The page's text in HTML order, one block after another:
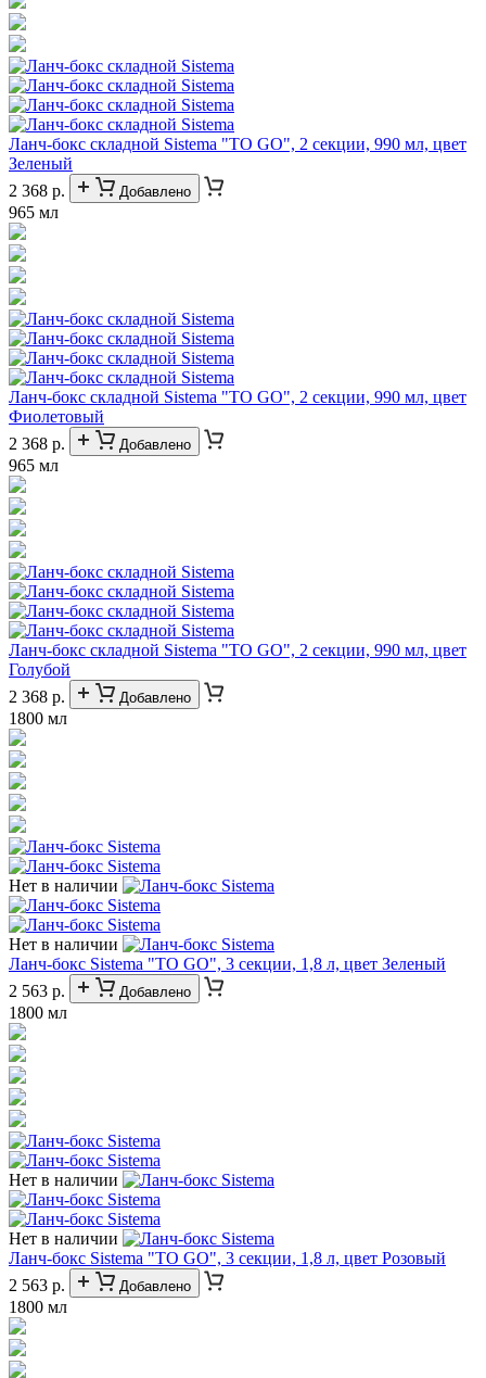
Ланч-бокс складной Sistema "TO GO", 2 секции, 990 мл, цвет
Зеленый
2 368 р.
Добавлено
965 мл
Ланч-бокс складной Sistema "TO GO", 2 секции, 990 мл, цвет
Фиолетовый
2 368 р.
Добавлено
965 мл
Ланч-бокс складной Sistema "TO GO", 2 секции, 990 мл, цвет
Голубой
2 368 р.
Добавлено
1800 мл
Нет в наличии
Нет в наличии
Ланч-бокс Sistema "TO GO", 3 секции, 1,8 л, цвет Зеленый
2 563 р.
Добавлено
1800 мл
Нет в наличии
Нет в наличии
Ланч-бокс Sistema "TO GO", 3 секции, 1,8 л, цвет Розовый
2 563 р.
Добавлено
1800 мл